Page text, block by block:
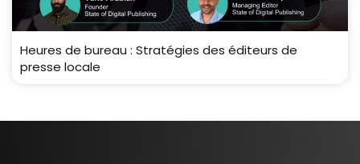
Heures de bureau : Stratégies des éditeurs de
presse locale